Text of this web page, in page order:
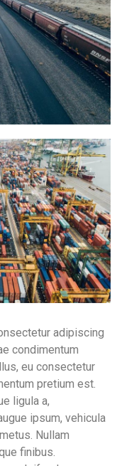
adipiscing
condimentum
eu consectetur
pretium est.
ligula a,
ipsum, vehicula
Nullam
finibus.